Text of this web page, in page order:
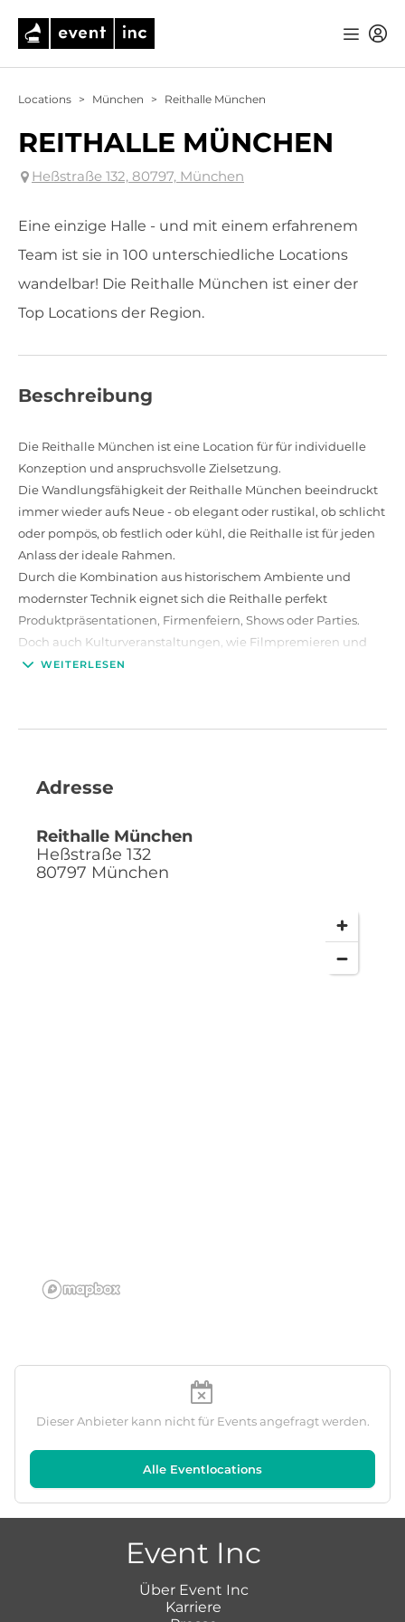
Locations > München > Reithalle München
REITHALLE MÜNCHEN
Heßstraße 132, 80797, München
Eine einzige Halle - und mit einem erfahrenem
Team ist sie in 100 unterschiedliche Locations
wandelbar! Die Reithalle München ist einer der
Top Locations der Region.
Beschreibung
Die Reithalle München ist eine Location für für individuelle
Konzeption und anspruchsvolle Zielsetzung.
Die Wandlungsfähigkeit der Reithalle München beeindruckt
immer wieder aufs Neue - ob elegant oder rustikal, ob schlicht
oder pompös, ob festlich oder kühl, die Reithalle ist für jeden
Anlass der ideale Rahmen.
Durch die Kombination aus historischem Ambiente und
modernster Technik eignet sich die Reithalle perfekt
Produktpräsentationen, Firmenfeiern, Shows oder Parties.
Doch auch Kulturveranstaltungen, wie Filmpremieren und
Gastspiele lassen sich hier ideal umsetzten.
Stoffbahnen lässt sich der Raum unterteilen und optisch
WEITERLESEN
Adresse
Reithalle München
Heßstraße 132
80797 München
Dieser Anbieter kann nicht für Events angefragt werden.
Alle Eventlocations
Event Inc
Über Event Inc
Karriere